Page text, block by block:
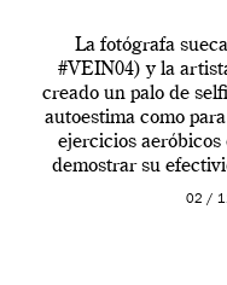
La fotógrafa
#VEIN04) y la
creado un palo de
autoestima como
ejercicios
demostrar su
02 /